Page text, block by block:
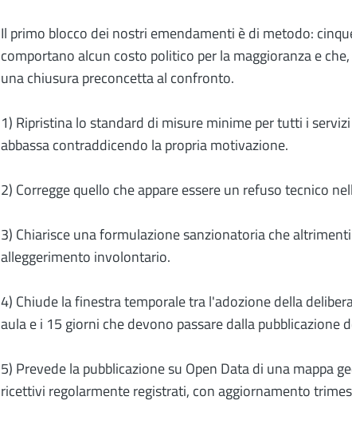
Il primo blocco dei nostri emendamenti è di metodo:
comportano alcun costo politico per la maggioranza e
una chiusura preconcetta al confronto.
1) Ripristina lo standard di misure minime per tutti i
abbassa contraddicendo la propria motivazione.
2) Corregge quello che appare essere un refuso tecnico
3) Chiarisce una formulazione sanzionatoria che
alleggerimento involontario.
4) Chiude la finestra temporale tra l'adozione della
aula e i 15 giorni che devono passare dalla pubblicazione
5) Prevede la pubblicazione su Open Data di una mappa
ricettivi regolarmente registrati, con aggiornamento